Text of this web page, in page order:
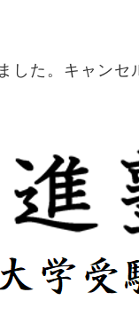
た。キャンセ